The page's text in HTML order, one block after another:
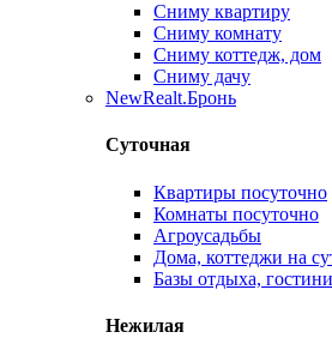
Сниму квартиру
Сниму комнату
Сниму коттедж, дом
Сниму дачу
NewRealt.Бронь
Суточная
Квартиры посуточно
Комнаты посуточно
Агроусадьбы
Дома, коттеджи на
Базы отдыха,
Нежилая